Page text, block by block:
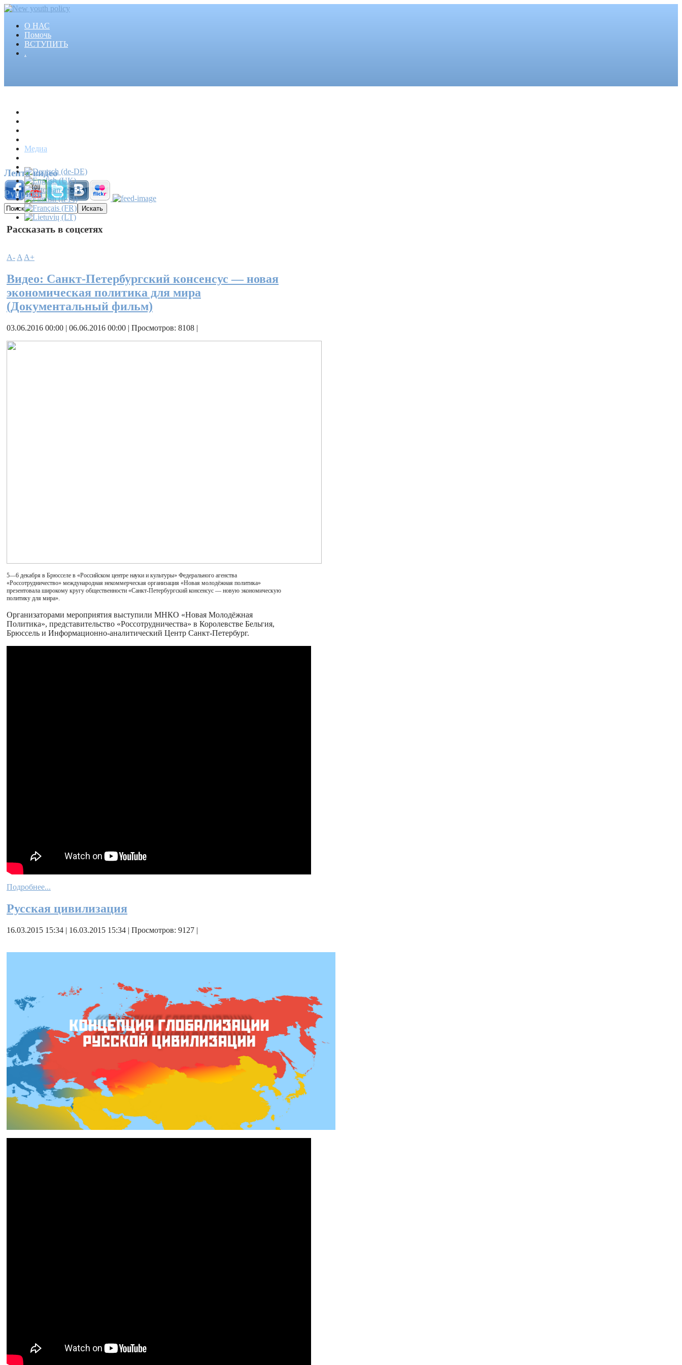
О НАС
Помочь
ВСТУПИТЬ
.
Медиа
Пресса
Лента видео
Рубрики
Рассказать в соцсетях
A- A A+
Видео: Санкт-Петербургский консенсус — новая
экономическая политика для мира
(Документальный фильм)
03.06.2016 00:00 | 06.06.2016 00:00 | Просмотров: 8108 |
5—6 декабря в Брюсселе в «Российском центре науки и культуры» Федерального агенства
«Россотрудничество» международная некоммерческая организация «Новая молодёжная политика»
презентовала широкому кругу общественности «Санкт-Петербургский консенсус — новую экономическую
политику для мира».
Организаторами мероприятия выступили МНКО «Новая Молодёжная
Политика», представительство «Россотрудничества» в Королевстве Бельгия,
Брюссель и Информационно-аналитический Центр Санкт-Петербург.
Подробнее...
Русская цивилизация
16.03.2015 15:34 | 16.03.2015 15:34 | Просмотров: 9127 |